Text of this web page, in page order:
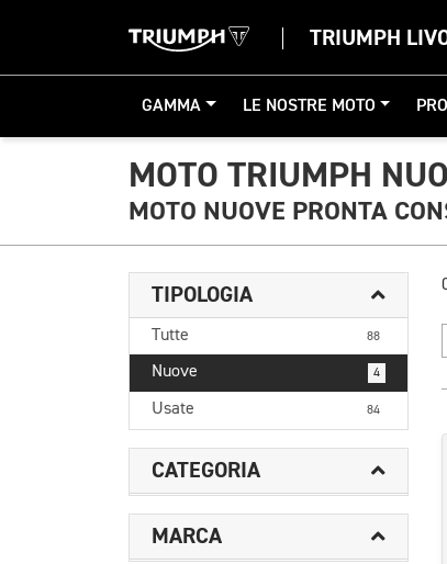
TRIUMPH
GAMMA LE NOSTRE MOTO
MOTO TRIUMPH
MOTO NUOVE PRONTA
TIPOLOGIA
Tutte 88
Nuove 4
Usate 84
CATEGORIA
MARCA